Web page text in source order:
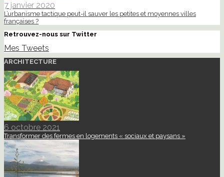
7 janvier 2020
L’urbanisme tactique peut-il sauver les petites et moyennes villes
françaises ?
Retrouvez-nous sur Twitter
Mes Tweets
ARCHITECTURE
6 octobre 2021
Transformer des fermes en logements « sociaux et paysans »